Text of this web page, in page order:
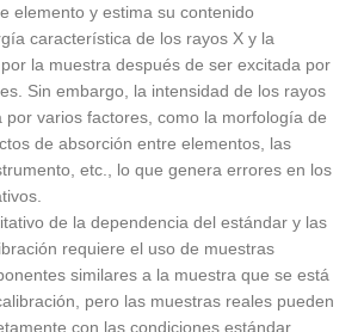
elemento y estima su contenido
característica de los rayos X y la
la muestra después de ser excitada por
Sin embargo, la intensidad de los rayos
por varios factores, como la morfología de
de absorción entre elementos, las
etc., lo que genera errores en los
de la dependencia del estándar y las
requiere el uso de muestras
similares a la muestra que se está
pero las muestras reales pueden
con las condiciones estándar